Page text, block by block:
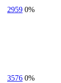
2959 0%
3576 0%